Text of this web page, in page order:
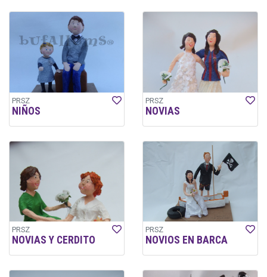
PRSZ
NIÑOS
PRSZ
NOVIAS
PRSZ
NOVIAS Y CERDITO
PRSZ
NOVIOS EN BARCA